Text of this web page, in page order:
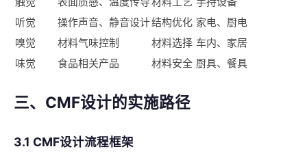
听觉
操作声音、静音设计结构优化 家电、厨电
嗅觉
材料气味控制 材料选择 车内、家居
味觉
食品相关产品 材料安全 厨具、餐具
三、CMF设计的实施路径
3.1 CMF设计流程框架